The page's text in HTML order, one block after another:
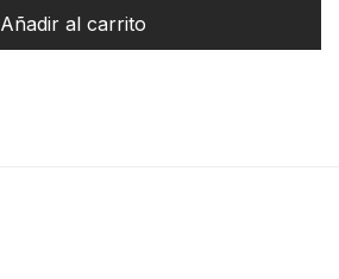
Añadir al carrito